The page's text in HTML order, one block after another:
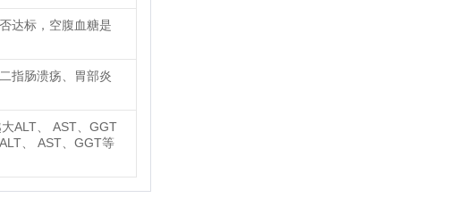
达标，空腹血糖是
指肠溃疡、胃部炎
ALT、 AST、GGT
、 AST、GGT等